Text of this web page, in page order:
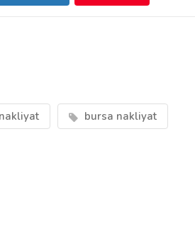
bursa nakliyat